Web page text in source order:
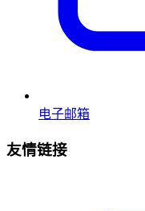
电子邮箱
友情链接